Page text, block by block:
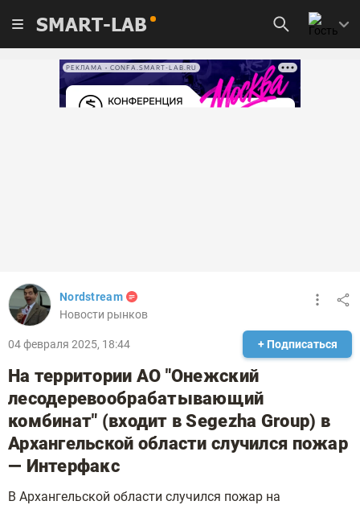
SMART-LAB
РЕКЛАМА • CONFA.SMART-LAB.RU
Nordstream
Новости рынков
04 февраля 2025, 18:44 + Подписаться
На территории АО "Онежский
лесодеревообрабатывающий
комбинат" (входит в Segezha Group) в
Архангельской области случился пожар
— Интерфакс
В Архангельской области случился пожар на